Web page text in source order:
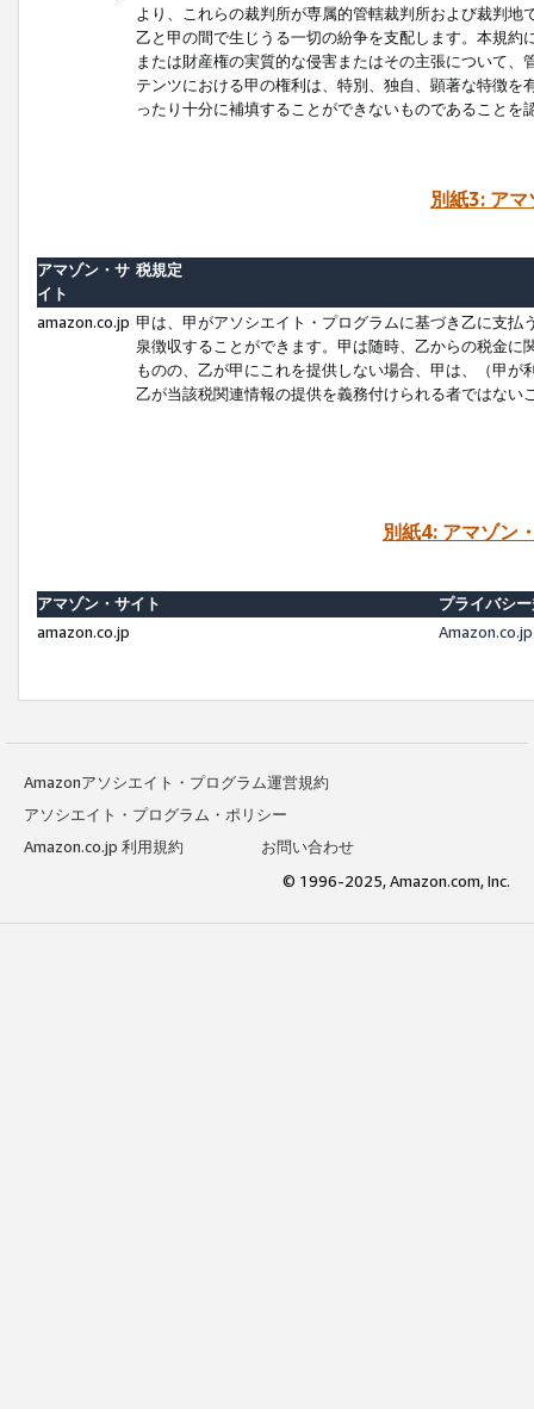
より、これらの裁判所が専属的管轄裁判所および裁判
乙と甲の間で生じうる一切の紛争を支配します。本規
または財産権の実質的な侵害またはその主張について
テンツにおける甲の権利は、特別、独自、顕著な特徴
ったり十分に補填することができないものであることを
別紙3: ア
アマゾン・サ
イト
税規定
amazon.co.jp 甲は、甲がアソシエイト・プログラムに基づき乙に支
泉徴収することができます。甲は随時、乙からの税金
ものの、乙が甲にこれを提供しない場合、甲は、（甲
乙が当該税関連情報の提供を義務付けられる者ではな
別紙4: アマゾン
アマゾン・サイト
プライバシ
amazon.co.jp
Amazonアソシエイト・プログラム運営規約
アソシエイト・プログラム・ポリシー
Amazon.co.jp 利用規約
お問い合わせ
© 1996-2025, Amazon.com, Inc.